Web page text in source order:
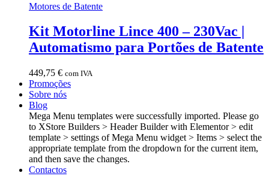
Motores de Batente
Kit Motorline Lince 400 – 230Vac |
Automatismo para Portões de Batente
449,75 € com IVA
Promoções
Sobre nós
Blog
Mega Menu templates were successfully imported. Please go
to XStore Builders > Header Builder with Elementor > edit
template > settings of Mega Menu widget > Items > select the
appropriate template from the dropdown for the current item,
and then save the changes.
Contactos